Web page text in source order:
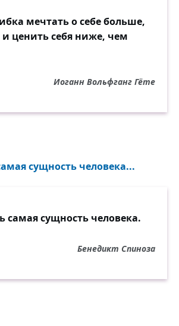
мечтать о себе больше,
и ценить себя ниже, чем
Иоганн Вольфганг Гёте
сущность человека...
самая сущность человека.
Бенедикт Спиноза